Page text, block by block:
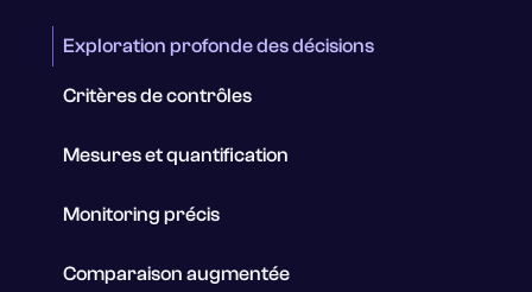
Exploration profonde des décisions
Critères de contrôles
Mesures et quantification
Monitoring précis
Comparaison augmentée